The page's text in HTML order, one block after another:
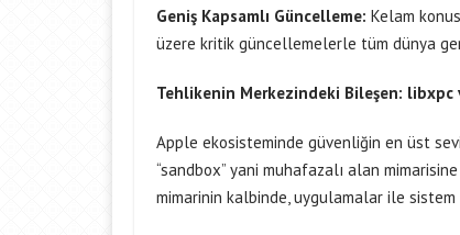
Geniş Kapsamlı Güncelleme: Kelam
üzere kritik güncellemelerle tüm dünya
Tehlikenin Merkezindeki Bileşen: libxpc
Apple ekosisteminde güvenliğin en üst
“sandbox” yani muhafazalı alan
mimarinin kalbinde, uygulamalar ile